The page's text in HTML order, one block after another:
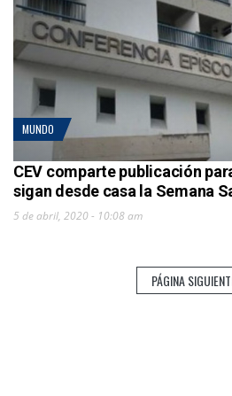
MUNDO
CEV comparte publicación
sigan desde casa la Semana
5 de abril, 2020 - 10:08 am
PÁGINA